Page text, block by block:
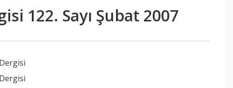
122. Sayı Şubat 2007